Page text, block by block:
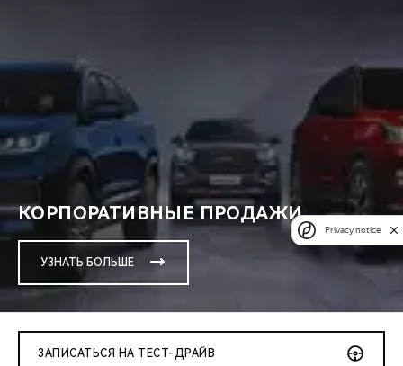
КОРПОРАТИВНЫЕ ПРОДАЖИ
УЗНАТЬ БОЛЬШЕ
ЗАПИСАТЬСЯ НА ТЕСТ-ДРАЙВ
Privacy notice